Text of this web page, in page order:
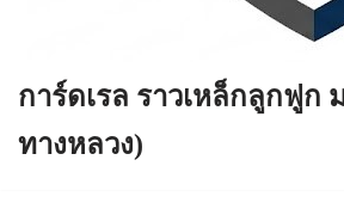
การ์ดเรล ราวเหล็กลูกฟูก
ทางหลวง)